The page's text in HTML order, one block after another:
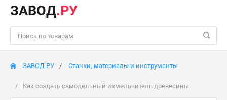
ЗАВОД.РУ
ЗАВОД РУ Станки, материалы и инструменты
Как создать самодельный измельчитель древесины